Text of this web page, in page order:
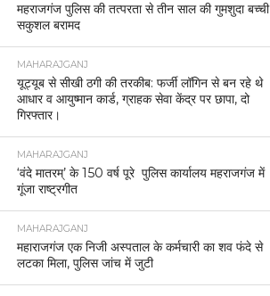
महराजगंज पुलिस की तत्परता से तीन साल की गुमशुदा बच्ची
सकुशल बरामद
MAHARAJGANJ
यूट्यूब से सीखी ठगी की तरकीब: फर्जी लॉगिन से बन रहे थे
आधार व आयुष्मान कार्ड, ग्राहक सेवा केंद्र पर छापा, दो
गिरफ्तार।
MAHARAJGANJ
‘वंदे मातरम्’ के 150 वर्ष पूरे पुलिस कार्यालय महराजगंज में
गूंजा राष्ट्रगीत
MAHARAJGANJ
महाराजगंज एक निजी अस्पताल के कर्मचारी का शव फंदे से
लटका मिला, पुलिस जांच में जुटी